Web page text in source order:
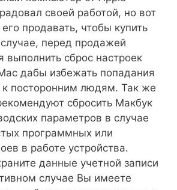
своей работой, но вот
продавать, чтобы купить
перед продажей
выполнить сброс настроек
дабы избежать попадания
посторонним людям. Так же
сбросить Макбук
параметров в случае
программных или
в работе устройства.
данные учетной записи
случае Вы имеете